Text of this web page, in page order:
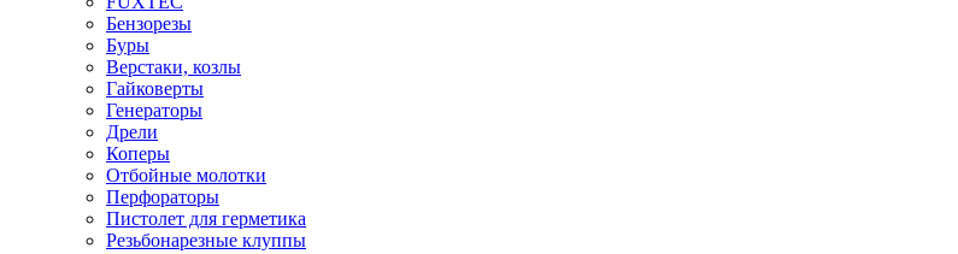
Бензорезы
Буры
Верстаки, козлы
Гайковерты
Генераторы
Дрели
Коперы
Отбойные молотки
Перфораторы
Пистолет для герметика
Резьбонарезные клуппы